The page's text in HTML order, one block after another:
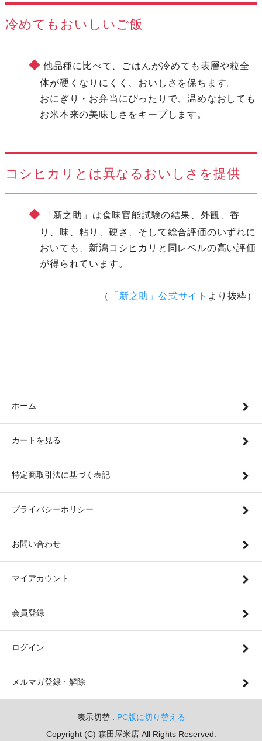
冷めてもおいしいご飯
他品種に比べて、ごはんが冷めても表層や粒全
体が硬くなりにくく、おいしさを保ちます。
おにぎり・お弁当にぴったりで、温めなおしても
お米本来の美味しさをキープします。
コシヒカリとは異なるおいしさを提供
「新之助」は食味官能試験の結果、外観、香
り、味、粘り、硬さ、そして総合評価のいずれに
おいても、新潟コシヒカリと同レベルの高い評価
が得られています。
（ 「新之助」公式サイト より抜粋）
ホーム
カートを見る
特定商取引法に基づく表記
プライバシーポリシー
お問い合わせ
マイアカウント
会員登録
ログイン
メルマガ登録・解除
表示切替 : PC版に切り替える
Copyright (C) 森田屋米店 All Rights Reserved.